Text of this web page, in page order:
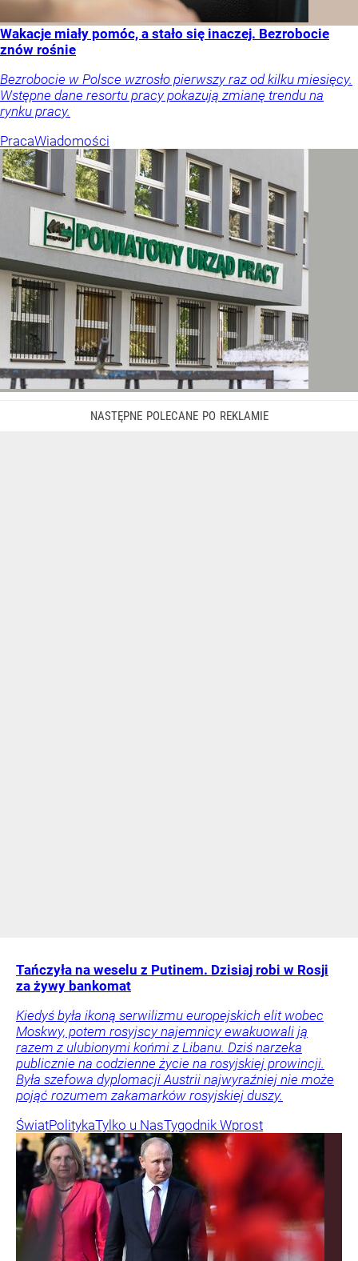
Wakacje miały pomóc, a stało się inaczej. Bezrobocie
znów rośnie
Bezrobocie w Polsce wzrosło pierwszy raz od kilku miesięcy.
Wstępne dane resortu pracy pokazują zmianę trendu na
rynku pracy.
PracaWiadomości
Tańczyła na weselu z Putinem. Dzisiaj robi w Rosji
za żywy bankomat
Kiedyś była ikoną serwilizmu europejskich elit wobec
Moskwy, potem rosyjscy najemnicy ewakuowali ją
razem z ulubionymi końmi z Libanu. Dziś narzeka
publicznie na codzienne życie na rosyjskiej prowincji.
Była szefowa dyplomacji Austrii najwyraźniej nie może
pojąć rozumem zakamarków rosyjskiej duszy.
ŚwiatPolitykaTylko u NasTygodnik Wprost